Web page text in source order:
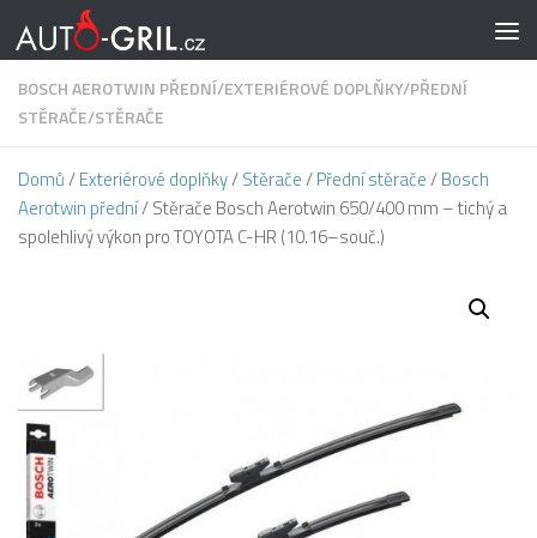
Skip to content
BOSCH AEROTWIN PŘEDNÍ/EXTERIÉROVÉ DOPLŇKY/PŘEDNÍ
STĚRAČE/STĚRAČE
Domů/Exteriérové doplňky/Stěrače/Přední stěrače/Bosch
Aerotwin přední/ Stěrače Bosch Aerotwin 650/400 mm – tichý a
spolehlivý výkon pro TOYOTA C-HR (10.16–souč.)